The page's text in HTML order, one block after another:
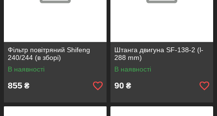
Фільтр повітряний Shifeng
240/244 (в зборі)
В наявності
855 ₴
Штанга двигуна SF-138-2 (l-
288 mm)
В наявності
90 ₴